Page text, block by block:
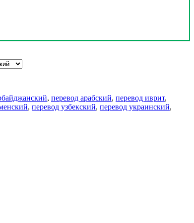
, перевод арабский, перевод иврит,
, перевод узбекский, перевод украинский,